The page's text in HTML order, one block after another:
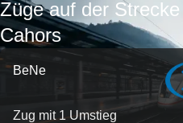
Züge auf der
Cahors
BeNe
Zug mit 1 Umstieg